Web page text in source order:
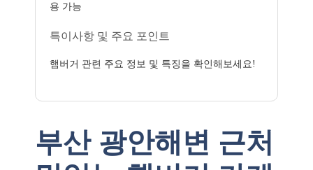
용 가능
특이사항 및 주요 포인트
햄버거 관련 주요 정보 및 특징을 확인해보세요!
부산 광안해변 근처